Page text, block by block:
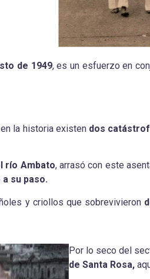
de 1949, es un esfuerzo en
la historia existen dos
río Ambato, arrasó con este
a su paso.
y criollos que sobrevivieron
Por lo seco del
de Santa Rosa,